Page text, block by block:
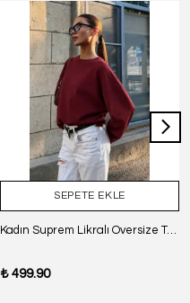
SEPETE EKLE
Kadın Suprem Likralı Oversize T-Shirt - BORDO
₺ 499.90